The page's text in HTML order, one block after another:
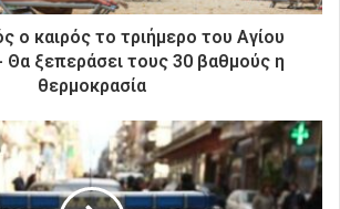
ο καιρός το τριήμερο του Αγίου
Θα ξεπεράσει τους 30 βαθμούς η
θερμοκρασία